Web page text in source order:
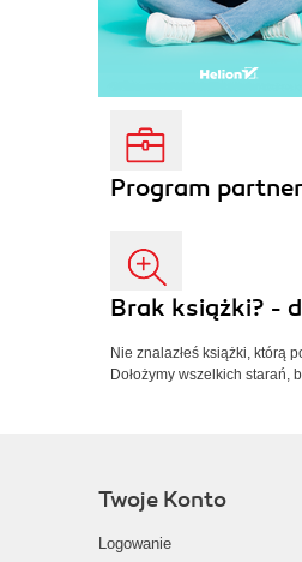
Program
Brak książki? -
Nie znalazłeś książki, którą
Dołożymy wszelkich starań,
Twoje Konto
Logowanie